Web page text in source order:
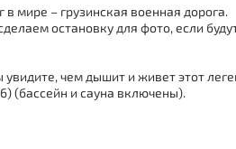
мире – грузинская военная дорога.
остановку для фото, если
чем дышит и живет этот
(бассейн и сауна включены).